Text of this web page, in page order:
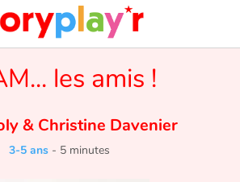
les amis !
& Christine Davenier
3-5 ans- 5 minutes